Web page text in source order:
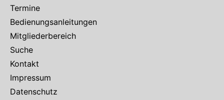
Termine
Bedienungsanleitungen
Mitgliederbereich
Suche
Kontakt
Impressum
Datenschutz